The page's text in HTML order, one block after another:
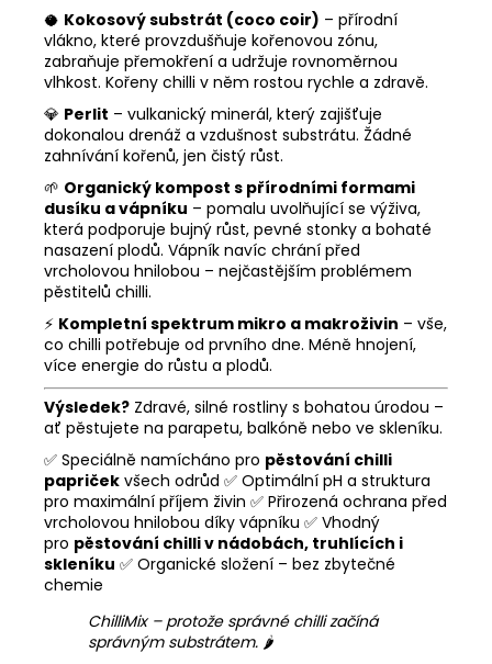
🥥 Kokosový substrát (coco coir) – přírodní
vlákno, které provzdušňuje kořenovou zónu,
zabraňuje přemokření a udržuje rovnoměrnou
vlhkost. Kořeny chilli v něm rostou rychle a zdravě.
💎 Perlit – vulkanický minerál, který zajišťuje
dokonalou drenáž a vzdušnost substrátu. Žádné
zahnívání kořenů, jen čistý růst.
🌱 Organický kompost s přírodními formami
dusíku a vápníku – pomalu uvolňující se výživa,
která podporuje bujný růst, pevné stonky a bohaté
nasazení plodů. Vápník navíc chrání před
vrcholovou hnilobou – nejčastějším problémem
pěstitelů chilli.
⚡ Kompletní spektrum mikro a makroživin – vše,
co chilli potřebuje od prvního dne. Méně hnojení,
více energie do růstu a plodů.
Výsledek? Zdravé, silné rostliny s bohatou úrodou –
ať pěstujete na parapetu, balkóně nebo ve skleníku.
✅ Speciálně namícháno pro pěstování chilli
papriček všech odrůd ✅ Optimální pH a struktura
pro maximální příjem živin ✅ Přirozená ochrana před
vrcholovou hnilobou díky vápníku ✅ Vhodný
pro pěstování chilli v nádobách, truhlících i
skleníku ✅ Organické složení – bez zbytečné
chemie
ChilliMix – protože správné chilli začíná
správným substrátem. 🌶️